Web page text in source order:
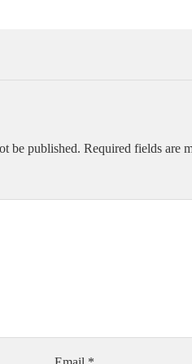
be published. Required fields are